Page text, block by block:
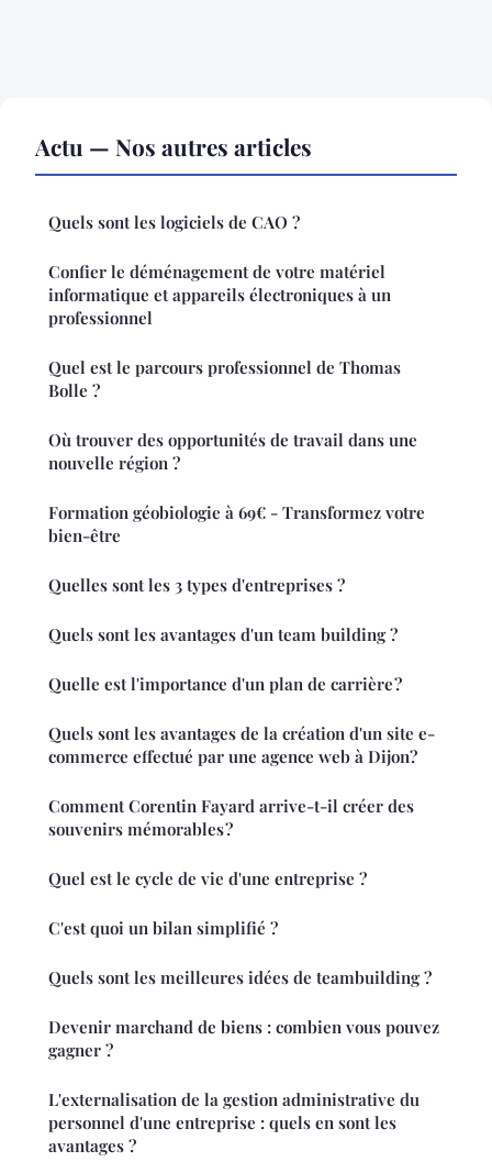
Actu — Nos autres articles
Quels sont les logiciels de CAO ?
Confier le déménagement de votre matériel
informatique et appareils électroniques à un
professionnel
Quel est le parcours professionnel de Thomas
Bolle ?
Où trouver des opportunités de travail dans une
nouvelle région ?
Formation géobiologie à 69€ - Transformez votre
bien-être
Quelles sont les 3 types d'entreprises ?
Quels sont les avantages d'un team building ?
Quelle est l'importance d'un plan de carrière ?
Quels sont les avantages de la création d'un site e-
commerce effectué par une agence web à Dijon?
Comment Corentin Fayard arrive-t-il créer des
souvenirs mémorables ?
Quel est le cycle de vie d'une entreprise ?
C'est quoi un bilan simplifié ?
Quels sont les meilleures idées de teambuilding ?
Devenir marchand de biens : combien vous pouvez
gagner ?
L'externalisation de la gestion administrative du
personnel d'une entreprise : quels en sont les
avantages ?